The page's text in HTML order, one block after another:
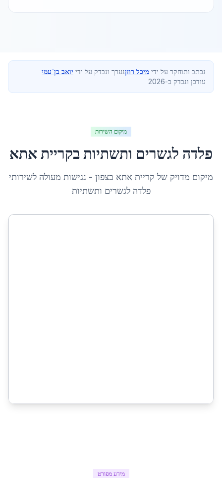
נכתב ותוחקר על ידי מיכל רוזןנערך ונבדק על ידי יואב בן־עמי
עודכן ונבדק ב-2026
מיקום השירות
פלדה לגשרים ותשתיות בקריית אתא
מיקום מדויק של קריית אתא בצפון - נגישות מעולה לשירותי
פלדה לגשרים ותשתיות
מידע מפורט